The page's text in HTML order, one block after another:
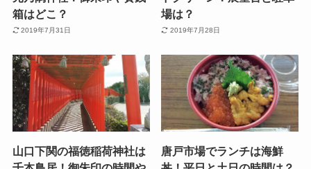
箱はどこ？
2019年7月31日
場は？
2019年7月28日
山口下関の福徳稲荷神社は
唐戸市場でランチは海鮮